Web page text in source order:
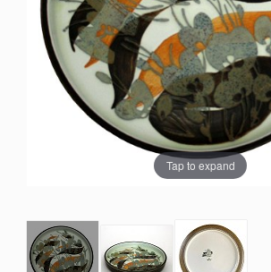
Tap to expand